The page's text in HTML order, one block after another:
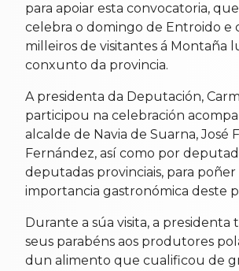
para apoiar esta convocatoria,
celebra o domingo de Entroido e
milleiros de visitantes á Montaña
conxunto da provincia.
A presidenta da Deputación,
participou na celebración
alcalde de Navia de Suarna, José
Fernández, así como por
deputadas provinciais, para poñer
importancia gastronómica deste
Durante a súa visita, a presidenta
seus parabéns aos produtores
dun alimento que cualificou de